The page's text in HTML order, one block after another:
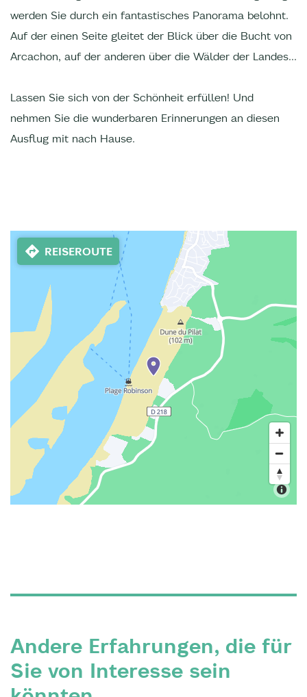
werden Sie durch ein fantastisches Panorama belohnt.
Auf der einen Seite gleitet der Blick über die Bucht von
Arcachon, auf der anderen über die Wälder der Landes...
Lassen Sie sich von der Schönheit erfüllen! Und
nehmen Sie die wunderbaren Erinnerungen an diesen
Ausflug mit nach Hause.
REISEROUTE
Andere Erfahrungen, die für
Sie von Interesse sein